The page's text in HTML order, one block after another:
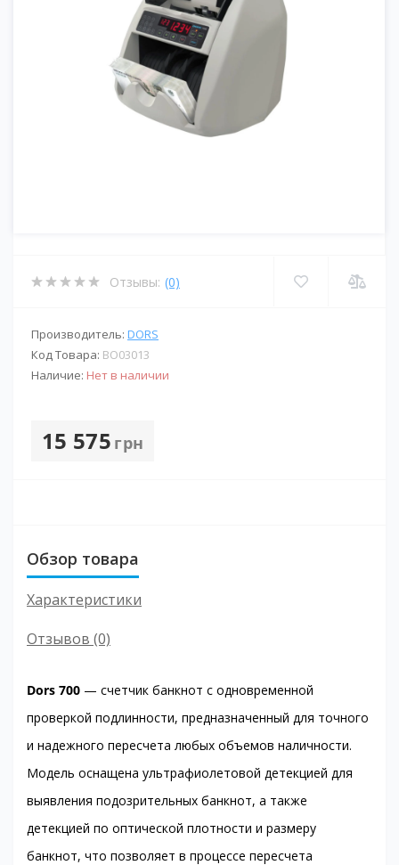
Отзывы: (0)
Производитель: DORS
Код Товара: BО03013
Наличие: Нет в наличии
15 575 грн
Обзор товара
Характеристики
Отзывов (0)
Dors 700 — счетчик банкнот с одновременной
проверкой подлинности, предназначенный для точного
и надежного пересчета любых объемов наличности.
Модель оснащена ультрафиолетовой детекцией для
выявления подозрительных банкнот, а также
детекцией по оптической плотности и размеру
банкнот, что позволяет в процессе пересчета